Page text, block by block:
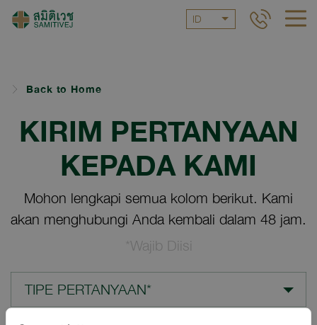
ID
Back to Home
KIRIM PERTANYAAN
KEPADA KAMI
Mohon lengkapi semua kolom berikut. Kami
akan menghubungi Anda kembali dalam 48 jam.
*Wajib Diisi
TIPE PERTANYAAN*